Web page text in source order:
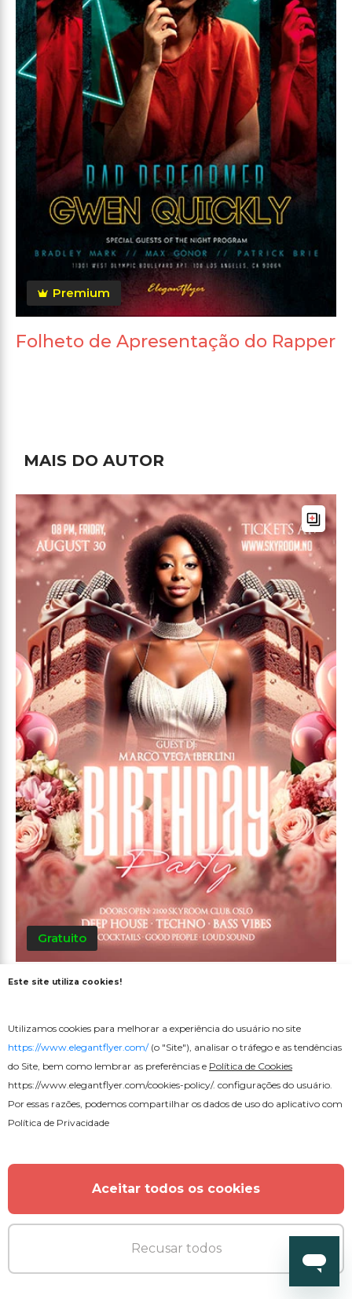
Premium
Folheto de Apresentação do Rapper
MAIS DO AUTOR
Gratuito
Flyer de Festa de Aniversário
Este site utiliza cookies!
Utilizamos cookies para melhorar a experiência do usuário no site
https://www.elegantflyer.com/(o "Site"), analisar o tráfego e as tendências
do Site, bem como lembrar as preferências e Política de Cookies
https://www.elegantflyer.com/cookies-policy/. configurações do usuário.
Por essas razões, podemos compartilhar os dados de uso do aplicativo com
Política de Privacidade
Aceitar todos os cookies
Recusar todos